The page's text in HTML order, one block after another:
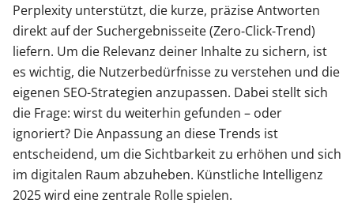
Perplexity unterstützt, die kurze, präzise Antworten
direkt auf der Suchergebnisseite (Zero‑Click‑Trend)
liefern. Um die Relevanz deiner Inhalte zu sichern, ist
es wichtig, die Nutzerbedürfnisse zu verstehen und die
eigenen SEO-Strategien anzupassen. Dabei stellt sich
die Frage: wirst du weiterhin gefunden – oder
ignoriert? Die Anpassung an diese Trends ist
entscheidend, um die Sichtbarkeit zu erhöhen und sich
im digitalen Raum abzuheben. Künstliche Intelligenz
2025 wird eine zentrale Rolle spielen.